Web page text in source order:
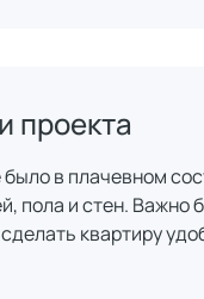
проекта
в плачевном
пола и стен. Важно
квартиру